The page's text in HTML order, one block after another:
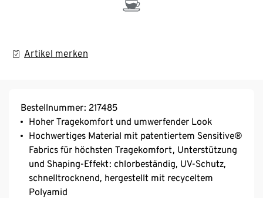
Artikel merken
Bestellnummer: 217485
Hoher Tragekomfort und umwerfender Look
Hochwertiges Material mit patentiertem Sensitive®
Fabrics für höchsten Tragekomfort, Unterstützung
und Shaping-Effekt: chlorbeständig, UV-Schutz,
schnelltrocknend, hergestellt mit recyceltem
Polyamid